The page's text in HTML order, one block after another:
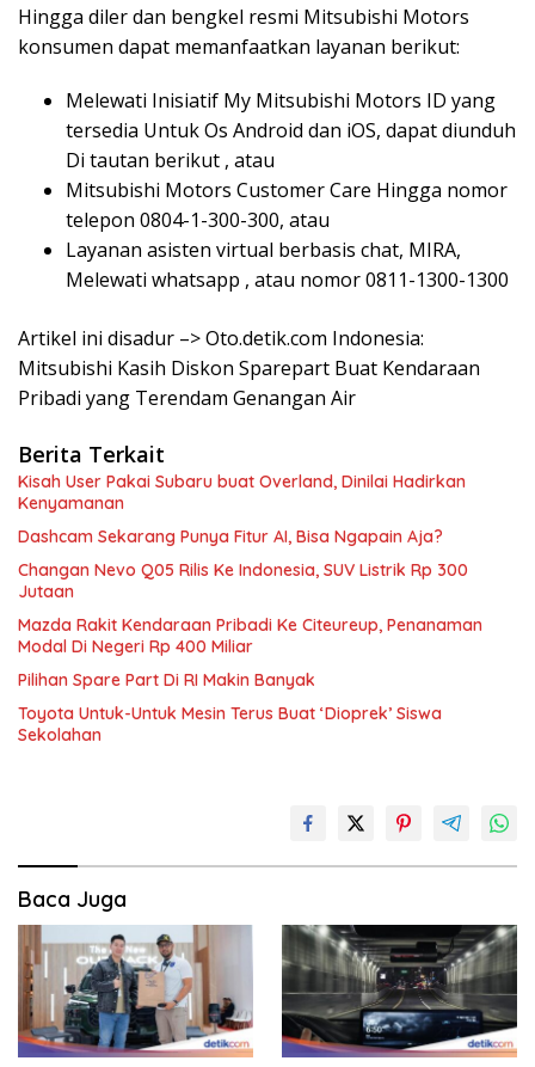
Hingga diler dan bengkel resmi Mitsubishi Motors
konsumen dapat memanfaatkan layanan berikut:
Melewati Inisiatif My Mitsubishi Motors ID yang
tersedia Untuk Os Android dan iOS, dapat diunduh
Di tautan berikut , atau
Mitsubishi Motors Customer Care Hingga nomor
telepon 0804-1-300-300, atau
Layanan asisten virtual berbasis chat, MIRA,
Melewati whatsapp , atau nomor 0811-1300-1300
Artikel ini disadur –> Oto.detik.com Indonesia:
Mitsubishi Kasih Diskon Sparepart Buat Kendaraan
Pribadi yang Terendam Genangan Air
Berita Terkait
Kisah User Pakai Subaru buat Overland, Dinilai Hadirkan
Kenyamanan
Dashcam Sekarang Punya Fitur AI, Bisa Ngapain Aja?
Changan Nevo Q05 Rilis Ke Indonesia, SUV Listrik Rp 300
Jutaan
Mazda Rakit Kendaraan Pribadi Ke Citeureup, Penanaman
Modal Di Negeri Rp 400 Miliar
Pilihan Spare Part Di RI Makin Banyak
Toyota Untuk-Untuk Mesin Terus Buat ‘Dioprek’ Siswa
Sekolahan
Baca Juga